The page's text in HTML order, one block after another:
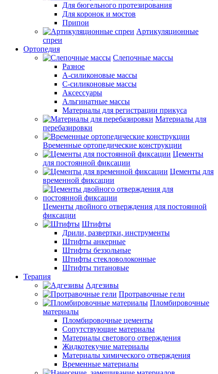
Для бюгельного протезирования
Для коронок и мостов
Припои
Артикуляционные
спреи
Ортопедия
Слепочные массы
Разное
А-силиконовые массы
С-силиконовые массы
Аксессуары
Альгинатные массы
Материалы для регистрации прикуса
Материалы для
перебазировки
Временные ортопедические конструкции
Цементы
для постоянной фиксации
Цементы для
временной фиксации
Цементы двойного отверждения для постоянной
фиксации
Штифты
Дрили, развертки, инструменты
Штифты анкерные
Штифты беззольные
Штифты стекловолоконные
Штифты титановые
Терапия
Адгезивы
Протравочные гели
Пломбировочные
материалы
Пломбировочные цементы
Сопутствующие материалы
Материалы светового отверждения
Жидкотекучие материалы
Материалы химического отверждения
Временные материалы